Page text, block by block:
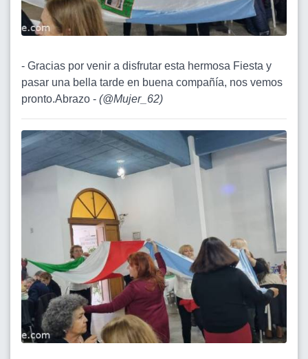
- Gracias por venir a disfrutar esta hermosa Fiesta y
pasar una bella tarde en buena compañía, nos vemos
pronto.Abrazo - (@Mujer_62)